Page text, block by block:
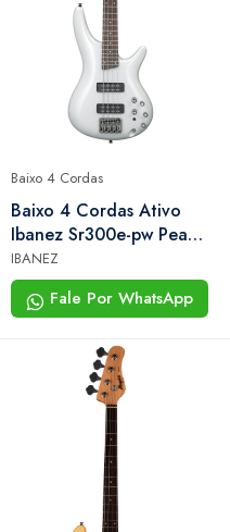
Baixo 4 Cordas
Baixo 4 Cordas Ativo
Ibanez Sr300e-pw Pearl
White
IBANEZ
Fale Por WhatsApp